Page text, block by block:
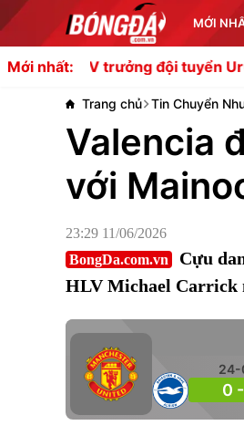
MỚI
Mới nhất:đội tuyển Uruguay
Trang chủ Tin Chuyển
Valencia
với
23:29 11/06/2026
BongDa.com.vn
Cựu
HLV Michael Carrick
24-
0